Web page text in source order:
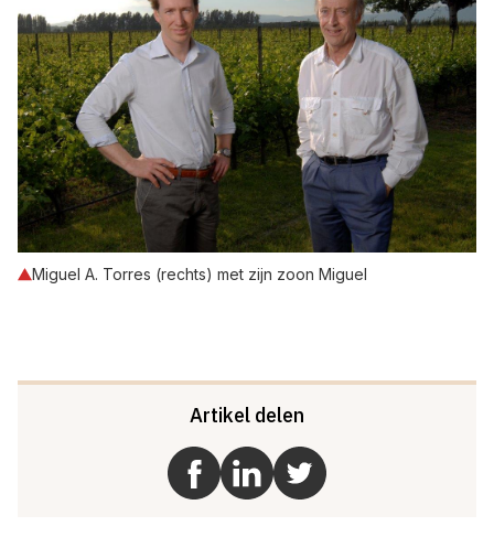
Miguel A. Torres (rechts) met zijn zoon Miguel
Artikel delen